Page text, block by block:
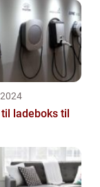
ladeboks til